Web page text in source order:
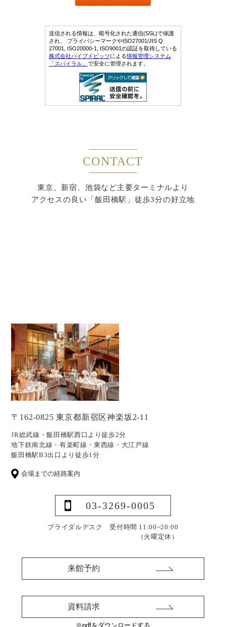
CONTACT
東京、新宿、池袋など主要ターミナルより
アクセスの良い「飯田橋駅」徒歩3分の好立地
〒162-0825 東京都新宿区神楽坂2-11
JR総武線・飯田橋駅西口より徒歩2分
地下鉄南北線・有楽町線・東西線・大江戸線
飯田橋駅B3出口より徒歩1分
会場までの経路案内
03-3269-0005
ブライダルデスク 受付時間 11:00~20:00
（火曜定休）
来館予約
資料請求
※pdfをダウンロードする